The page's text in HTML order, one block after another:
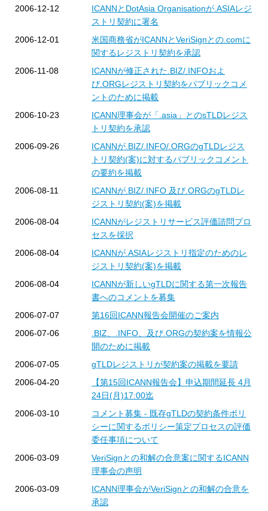
2006-12-12
ICANNとDotAsia Organisationが.ASIAレジ
ストリ契約に署名
2006-12-01
米国商務省がICANNとVeriSignとの.comに
関するレジストリ契約を承認
2006-11-08
ICANNが修正された.BIZ/.INFOおよ
び.ORGレジストリ契約をパブリックコメ
ントのために掲載
2006-10-23
ICANN理事会が「.asia」とのsTLDレジス
トリ契約を承認
2006-09-26
ICANNが.BIZ/.INFO/.ORGのgTLDレジス
トリ契約(案)に対するパブリックコメント
の要約を掲載
2006-08-11
ICANNが.BIZ/.INFO 及び.ORGのgTLDレ
ジストリ契約(案)を掲載
2006-08-04
ICANNがレジストリサービス評価諮問プロ
セスを採択
2006-08-04
ICANNが.ASIAレジストリ指定のためのレ
ジストリ契約(案)を掲載
2006-08-04
ICANNが新しいgTLDに関する第一次報告
書へのコメントを募集
2006-07-07
第16回ICANN報告会開催のご案内
2006-07-06
.BIZ、.INFO、及び.ORGの契約案を情報公
開のために掲載
2006-07-05
gTLDレジストリが契約案の掲載を要請
2006-04-20
【第15回ICANN報告会】申込期間延長 4月
24日(月)17:00迄
2006-03-10
コメント募集 - 既存gTLDの契約条件ポリ
シーに関するポリシー策定プロセスの評価
委任事項について
2006-03-09
VeriSignとの和解の合意案に関するICANN
理事会の声明
2006-03-09
ICANN理事会がVeriSignとの和解の合意を
承認